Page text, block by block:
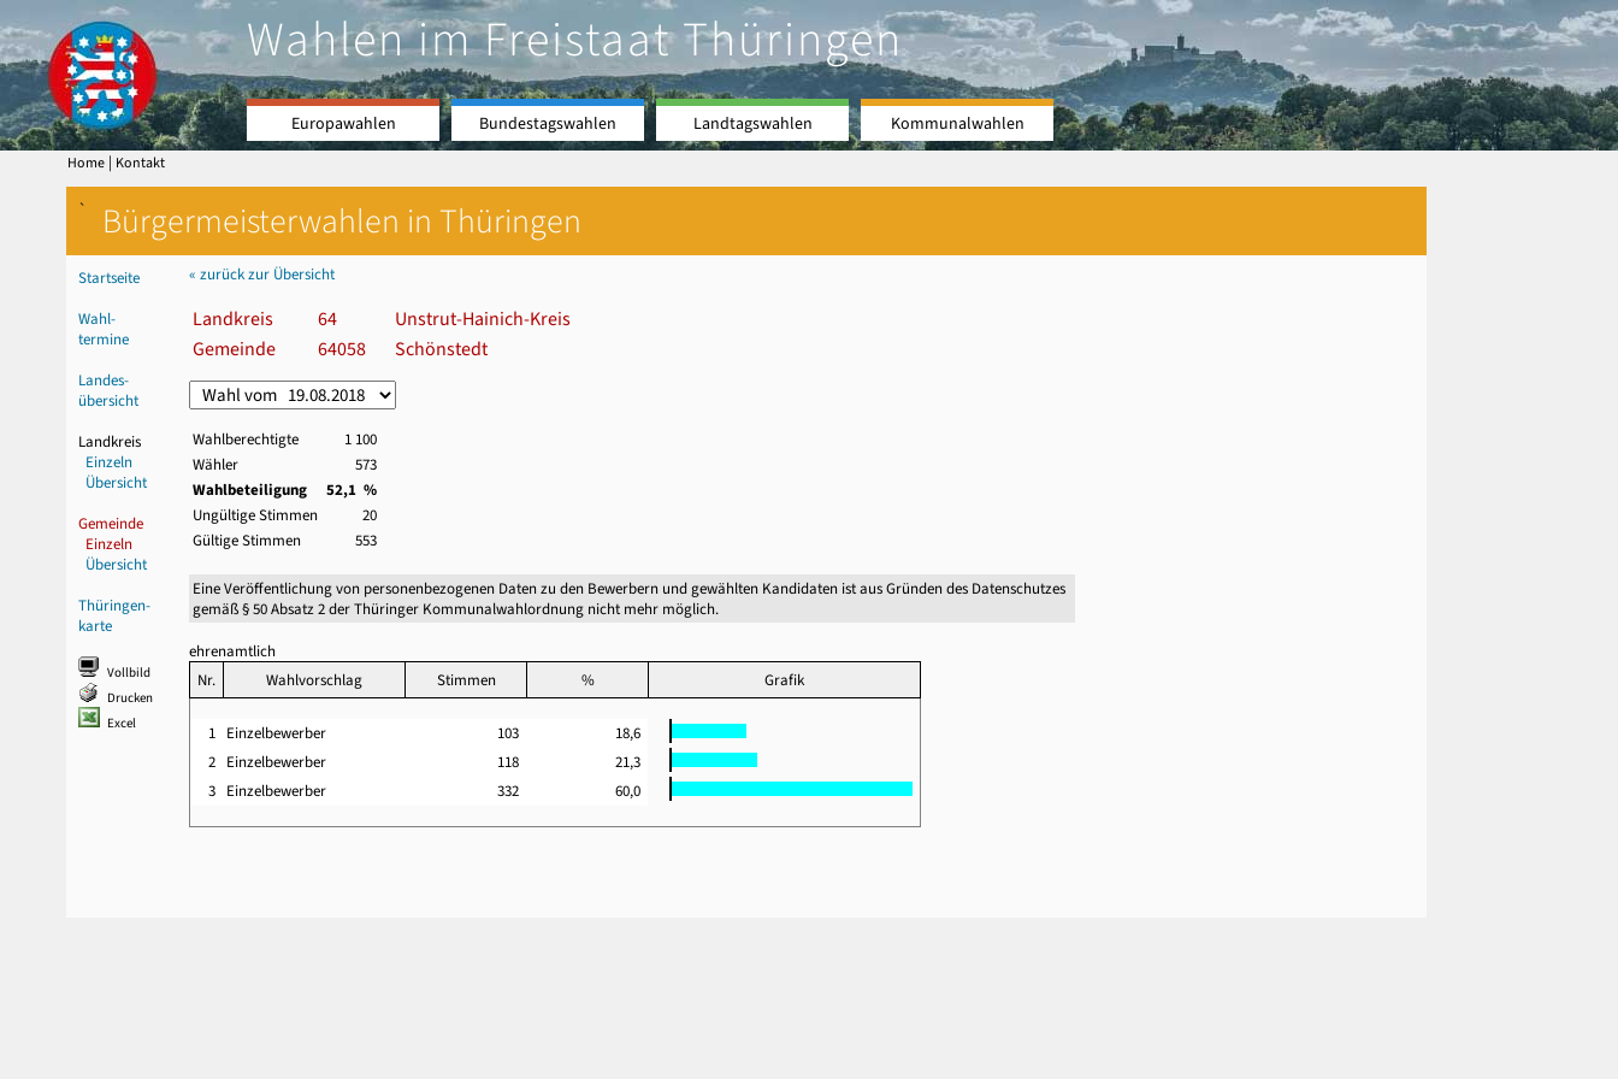
Wahlen im Freistaat Thüringen
Europawahlen Bundestagswahlen Landtagswahlen Kommunalwahlen
Home | Kontakt
` Bürgermeisterwahlen in Thüringen
Startseite
Wahl-
termine
Landes-
übersicht
Landkreis
Einzeln
Übersicht
Gemeinde
Einzeln
Übersicht
Thüringen-
karte
Vollbild
Drucken
Excel
« zurück zur Übersicht
Landkreis 64
Unstrut-Hainich-Kreis
Gemeinde
64058 Schönstedt
Wahlberechtigte
1 100
Wähler
573
Wahlbeteiligung
52,1 %
Ungültige Stimmen
20
Gültige Stimmen
553
Eine Veröffentlichung von personenbezogenen Daten zu den Bewerbern und gewählten Kandidaten ist aus Gründen des Datenschutzes
gemäß § 50 Absatz 2 der Thüringer Kommunalwahlordnung nicht mehr möglich.
ehrenamtlich
Nr.
Wahlvorschlag Stimmen % Grafik
1 Einzelbewerber 103
18,6
2 Einzelbewerber 118
21,3
3 Einzelbewerber 332 60,0